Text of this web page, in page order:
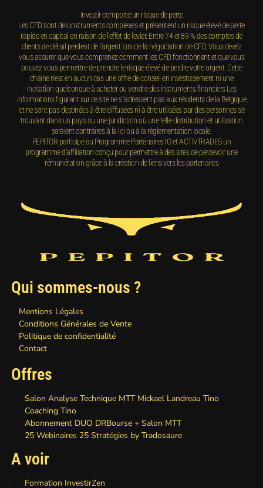
Investir comporte un risque de perte
Les CFD sont des instruments complexes et présentent un risque élevé de perte
rapide en capital en raison de l’effet de levier. Entre 74 et 89 % des comptes de
clients de détail perdent de l’argent lors de la négociation de CFD. Vous devez
vous assurer que vous comprenez comment les CFD fonctionnent et que vous
pouvez vous permettre de prendre le risque élevé de perdre votre argent. Cette
chaine n’est en aucun cas une offre de conseil en investissement ni une
incitation quelconque à acheter ou vendre des instruments financiers Les
informations figurant sur ce site ne s`adressent pas aux résidents de la Belgique
et ne sont pas destinées à être diffusées ni à être utilisées par des personnes se
trouvant dans un pays ou une juridiction où une telle distribution et utilisation
seraient contraires à la loi ou à la règlementation locale.
PEPITOR participe au Programme Partenaires IG et ACTIVTRADES un
programme d’affiliation conçu pour permettre à des sites de percevoir une
rémunération grâce à la création de liens vers les partenaires
Qui sommes-nous ?
Mentions Légales
Conditions Générales de Vente
Politique de confidentialité
Contact
Offres
Salon Analyse Technique MTT Mickael Landreau Tino
Coaching Tino
Abonnement DUO DRBourse + Salon MTT
25 Webinaires 25 Stratégies by Tradosaure
A voir
Formation InvestirZen